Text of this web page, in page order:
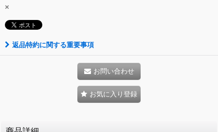
×
返品特約に関する重要事項
お問い合わせ
お気に入り登録